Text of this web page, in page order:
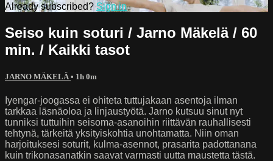
Already subscribed?Sign in
Seiso kuin soturi / Jarno Mäkelä / 60
min. / Kaikki tasot
JARNO MÄKELÄ • 1h 0m
Iyengar-joogassa ei ohiteta tuttujakaan asentoja ilman
tarkkaa läsnäoloa ja linjaustyötä. Jarno kutsuu sinut nyt
tunniksi tuttuihin seisoma-asanoihin riittävän rauhallisesti
tehtynä, tärkeitä yksityiskohtia unohtamatta. Niin oman
harjoituksesi soturit, kulma-asennot, prasarita padottanana
kuin trikonasanatkin saavat varmasti uutta maustetta tästä.